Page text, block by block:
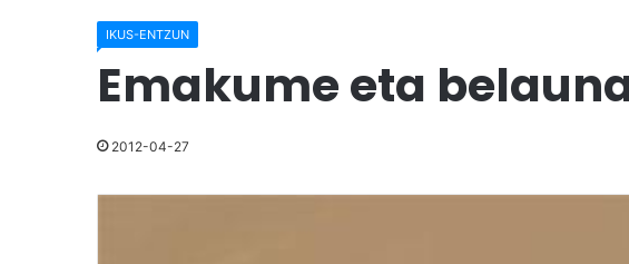
IKUS-ENTZUN
Emakume eta
2012-04-27